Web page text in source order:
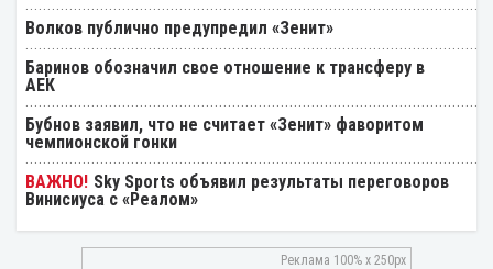
Волков публично предупредил «Зенит»
Баринов обозначил свое отношение к трансферу в
АЕК
Бубнов заявил, что не считает «Зенит» фаворитом
чемпионской гонки
Sky Sports объявил результаты переговоров
Винисиуса с «Реалом»